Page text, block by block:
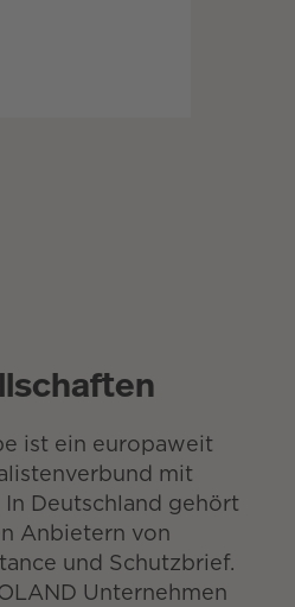
ist ein europaweit
mit
In Deutschland gehört
Anbietern von
und Schutzbrief.
Unternehmen